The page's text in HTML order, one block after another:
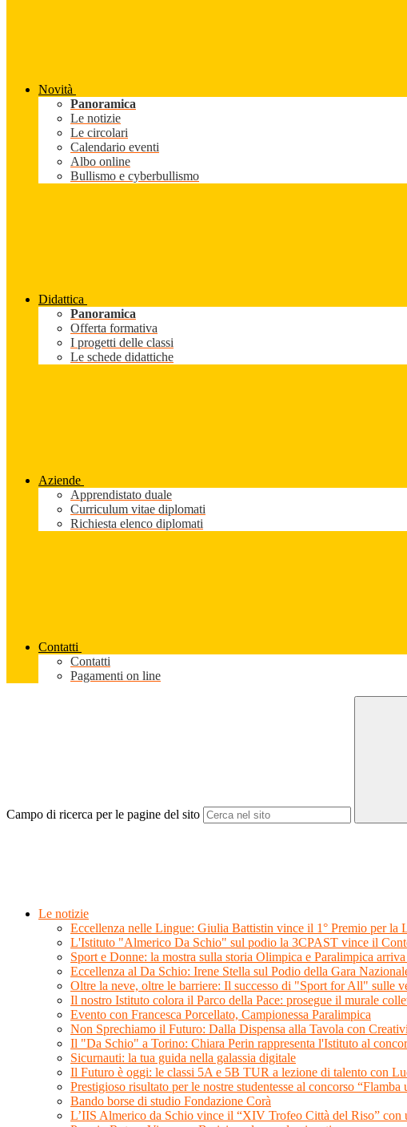
Novità
Panoramica
Le notizie
Le circolari
Calendario eventi
Albo online
Bullismo e cyberbullismo
Didattica
Panoramica
Offerta formativa
I progetti delle classi
Le schede didattiche
Aziende
Apprendistato duale
Curriculum vitae diplomati
Richiesta elenco diplomati
Contatti
Contatti
Pagamenti on line
Campo di ricerca per le pagine del sito
Le notizie
Eccellenza nelle Lingue: Giulia Battistin vince il 1° Premio per la
L'Istituto "Almerico Da Schio" sul podio la 3CPAST vince il
Sport e Donne: la mostra sulla storia Olimpica e Paralimpica
Eccellenza al Da Schio: Irene Stella sul Podio della Gara
Oltre la neve, oltre le barriere: Il successo di "Sport for All" sulle
Il nostro Istituto colora il Parco della Pace: prosegue il murale
Evento con Francesca Porcellato, Campionessa Paralimpica
Non Sprechiamo il Futuro: Dalla Dispensa alla Tavola con
Il "Da Schio" a Torino: Chiara Perin rappresenta l'Istituto al
Sicurnauti: la tua guida nella galassia digitale
Il Futuro è oggi: le classi 5A e 5B TUR a lezione di talento con
Prestigioso risultato per le nostre studentesse al concorso “Flamba
Bando borse di studio Fondazione Corà
L’IIS Almerico da Schio vince il “XIV Trofeo Città del Riso” con